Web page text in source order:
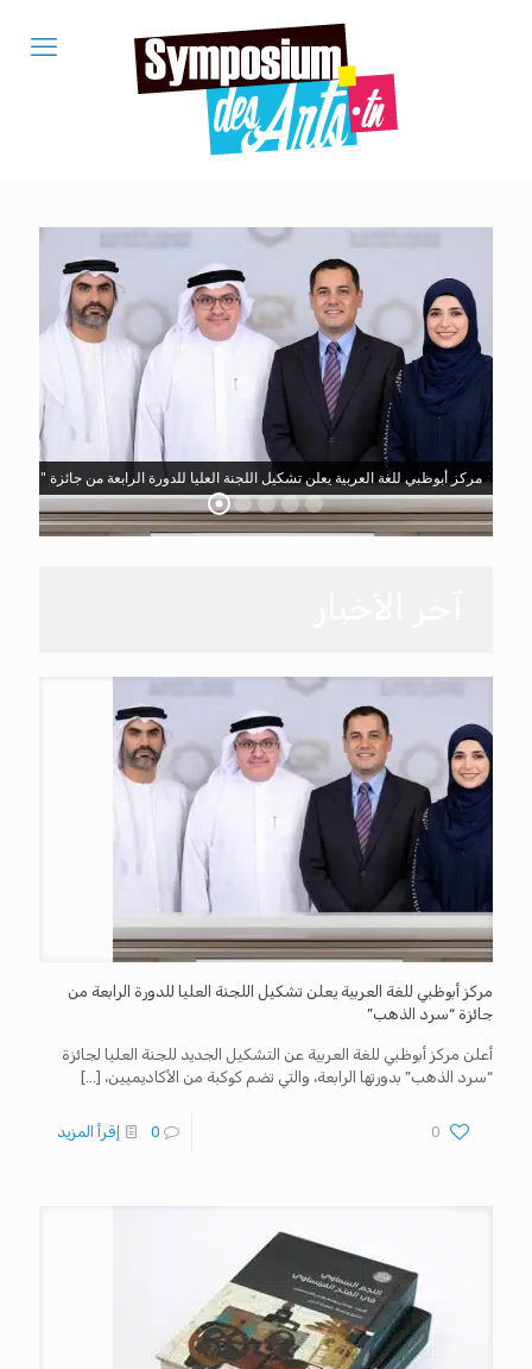
مركز أبوظبي للغة العربية يعلن تشكيل اللجنة العليا للدورة الرابعة من جائزة "سرد
مركز أبوظبي للغة العربية يعلن تشكيل اللجنة العليا للدورة الرابعة من
جائزة “سرد الذهب”
أعلن مركز أبوظبي للغة العربية عن التشكيل الجديد للجنة العليا لجائزة
“سرد الذهب” بدورتها الرابعة، والتي تضم كوكبة من الأكاديميين، […]
0
0 إقرأ المزيد